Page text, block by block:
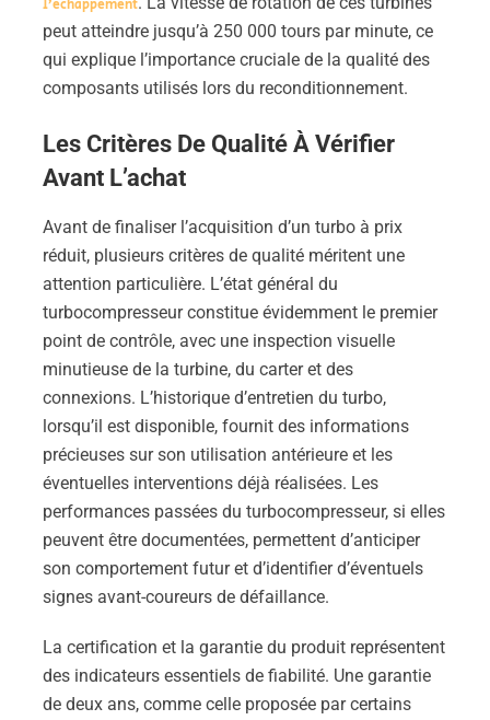
l’échappement
peut atteindre jusqu’à 250 000 tours par minute, ce
qui explique l’importance cruciale de la qualité des
composants utilisés lors du reconditionnement.
Les Critères De Qualité À Vérifier
Avant L’achat
Avant de finaliser l’acquisition d’un turbo à prix
réduit, plusieurs critères de qualité méritent une
attention particulière. L’état général du
turbocompresseur constitue évidemment le premier
point de contrôle, avec une inspection visuelle
minutieuse de la turbine, du carter et des
connexions. L’historique d’entretien du turbo,
lorsqu’il est disponible, fournit des informations
précieuses sur son utilisation antérieure et les
éventuelles interventions déjà réalisées. Les
performances passées du turbocompresseur, si elles
peuvent être documentées, permettent d’anticiper
son comportement futur et d’identifier d’éventuels
signes avant-coureurs de défaillance.
La certification et la garantie du produit représentent
des indicateurs essentiels de fiabilité. Une garantie
de deux ans, comme celle proposée par certains